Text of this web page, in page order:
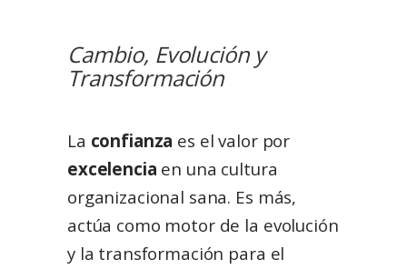
Cambio, Evolución y
Transformación
La confianza es el valor por
excelencia en una cultura
organizacional sana. Es más,
actúa como motor de la evolución
y la transformación para el